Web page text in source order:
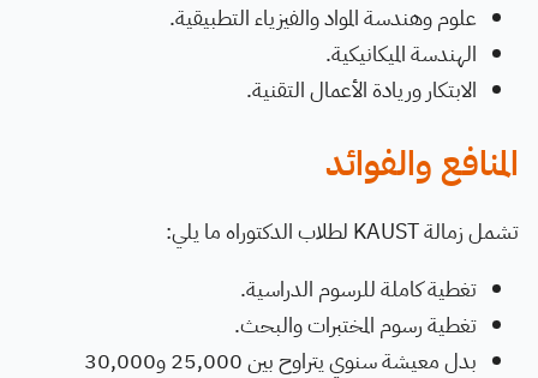
علوم وهندسة المواد والفيزياء التطبيقية.
الهندسة الميكانيكية.
الابتكار وريادة الأعمال التقنية.
المنافع والفوائد
تشمل زمالة KAUST لطلاب الدكتوراه ما يلي:
تغطية كاملة للرسوم الدراسية.
تغطية رسوم المختبرات والبحث.
بدل معيشة سنوي يتراوح بين 25,000 و30,000